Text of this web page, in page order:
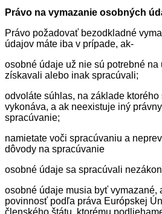
Právo na vymazanie osobných
Právo požadovať bezodkladné
údajov máte iba v prípade, ak-
osobné údaje už nie sú potrebné na
získavali alebo inak spracúvali;
odvoláte súhlas, na základe
vykonáva, a ak neexistuje iný
spracúvanie;
namietate voči spracúvaniu a
dôvody na spracúvanie
osobné údaje sa spracúvali
osobné údaje musia byť vymazané,
povinnosť podľa práva Európskej
členského štátu, ktorému